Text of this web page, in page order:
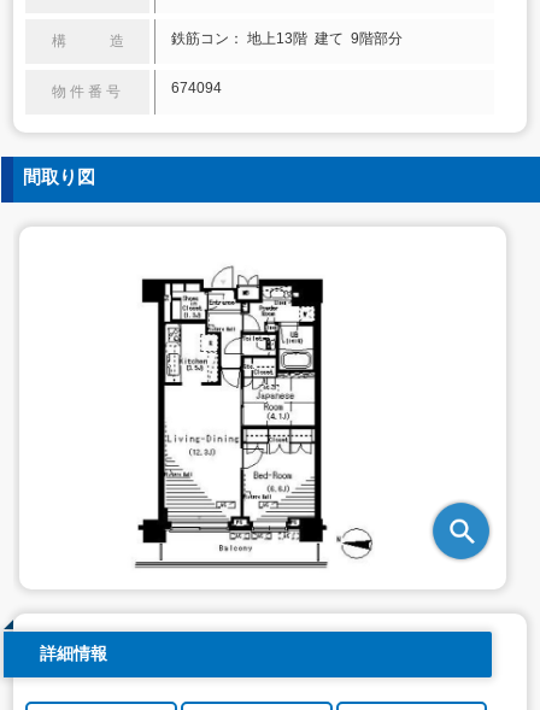
構 造 鉄筋コン： 地上13階 建て 9階部分
物件番号 674094
間取り図
詳細情報